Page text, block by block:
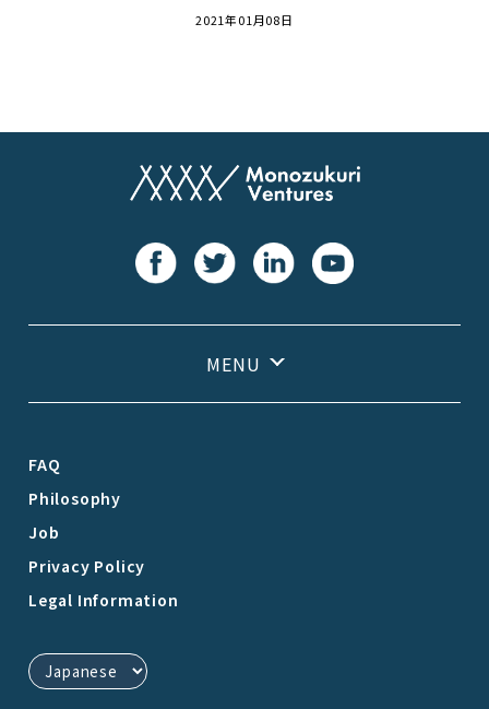
2021年01月08日
FAQ
Philosophy
Job
Privacy Policy
Legal Information